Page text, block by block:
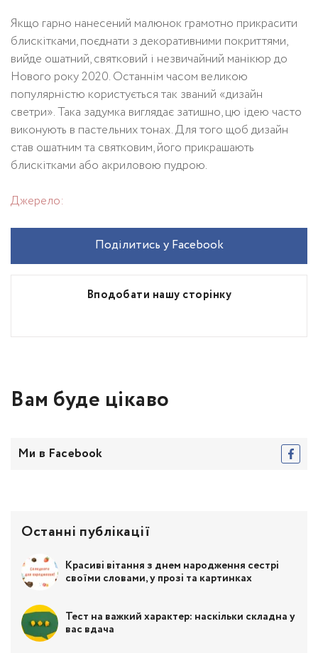
Якщо гарно нанесений малюнок грамотно прикрасити
блискітками, поєднати з декоративними покриттями,
вийде ошатний, святковий і незвичайний манікюр до
Нового року 2020. Останнім часом великою
популярністю користується так званий «дизайн
светри». Така задумка виглядає затишно, цю ідею часто
виконують в пастельних тонах. Для того щоб дизайн
став ошатним та святковим, його прикрашають
блискітками або акриловою пудрою.
Джерело:
Вподобати нашу сторінку
Поділитись у Facebook
Вам буде цікаво
Ми в Facebook
Останні публікації
Красиві вітання з днем народження сестрі
своїми словами, у прозі та картинках
Тест на важкий характер: наскільки складна у
вас вдача